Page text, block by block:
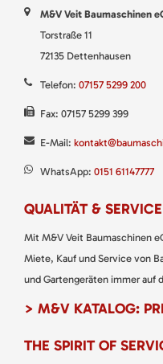
M&V Veit Baumaschinen
Torstraße 11
72135 Dettenhausen
Telefon: 07157 5299 200
Fax: 07157 5299 399
E-Mail:
WhatsApp: 0151 61147777
QUALITÄT & SERVICE
Mit M&V Veit Baumaschinen
Miete, Kauf und Service von
und Gartengeräten immer auf
> M&V KATALOG:
THE SPIRIT OF